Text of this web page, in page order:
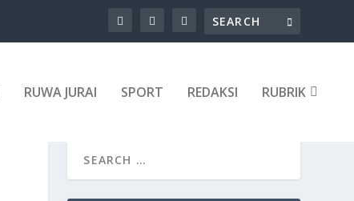
RUWA JURAI SPORT REDAKSI RUBRIK